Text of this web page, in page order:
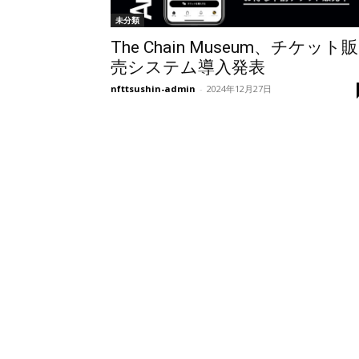
未分類
The Chain Museum、チケット販
売システム導入発表
nfttsushin-admin - 2024年12月27日